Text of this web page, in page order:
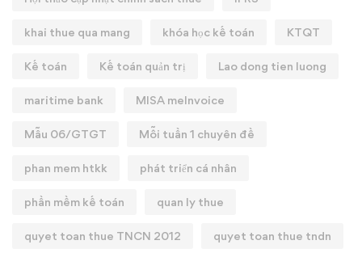
khai thue qua mang khóa học kế toán KTQT
Kế toán Kế toán quản trị Lao dong tien luong
maritime bank MISA meInvoice
Mẫu 06/GTGT Mỗi tuần 1 chuyên đề
phan mem htkk phát triển cá nhân
phần mềm kế toán quan ly thue
quyet toan thue TNCN 2012 quyet toan thue tndn